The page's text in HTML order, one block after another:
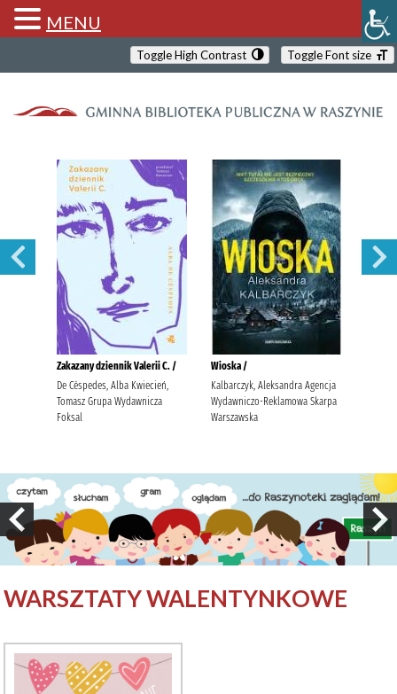
Toggle High Contrast Toggle Font size
WARSZTATY WALENTYNKOWE
MENU